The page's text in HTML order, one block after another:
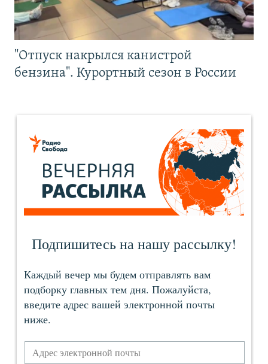
"Отпуск накрылся канистрой
бензина". Курортный сезон в России